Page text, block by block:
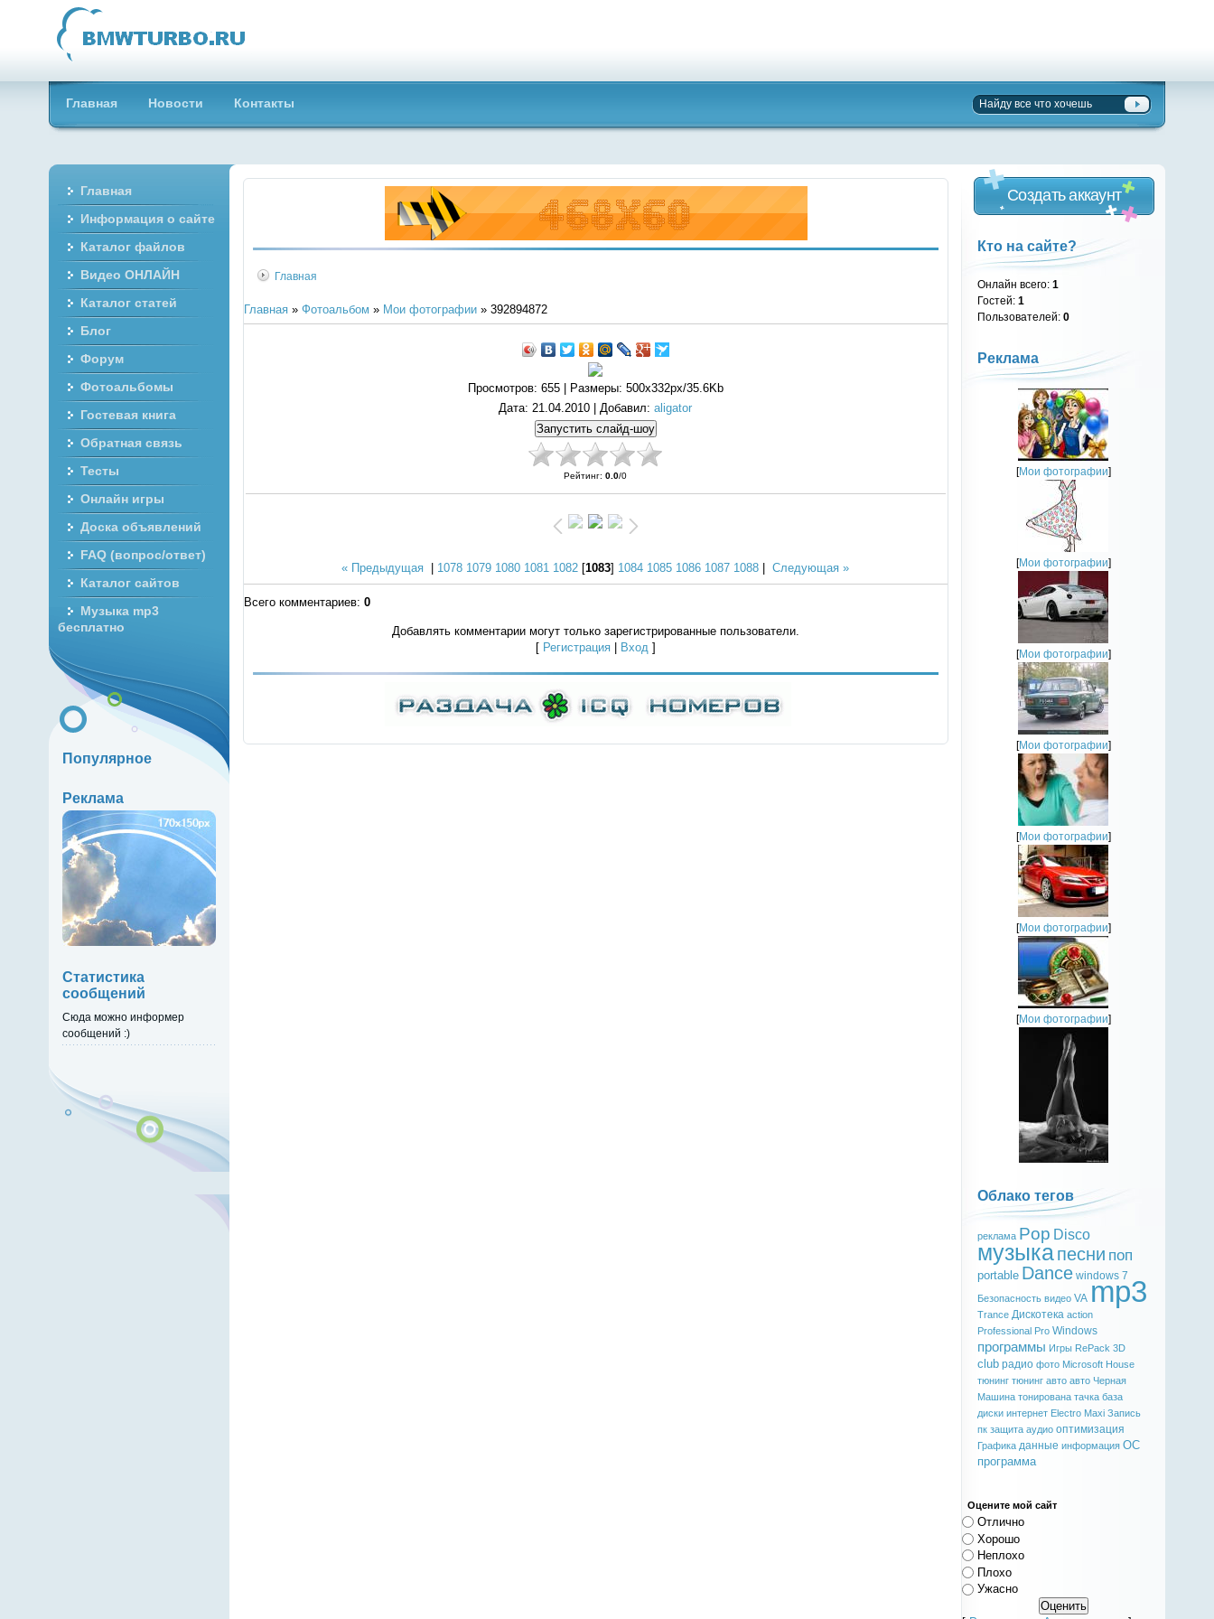
Главная Новости Контакты
Главная
Главная» Фотоальбом » Мои фотографии» 392894872
Просмотров: 655 | Размеры: 500x332px/35.6Kb
Дата: 21.04.2010 | Добавил:aligator
Рейтинг:0.0/0
« Предыдущая | 1078 1079 1080 1081 1082 [1083] 1084 1085 1086 1087 1088 |Следующая »
Всего комментариев: 0
Добавлять комментарии могут только зарегистрированные пользователи.
[ Регистрация | Вход ]
Создать аккаунт
Кто на сайте?
Онлайн всего:1
Гостей:1
Пользователей:0
Реклама
[Мои фотографии]
[Мои фотографии]
[Мои фотографии]
[Мои фотографии]
[Мои фотографии]
[Мои фотографии]
[Мои фотографии]
Облако тегов
реклама Pop Disco
музыкапесни поп
portable Dance windows 7
Безопасность видео VA mp3
Trance Дискотека action
Professional Pro Windows
программы Игры RePack 3D
club радио фото Microsoft House
тюнинг тюнинг авто авто Черная
Машина тонирована тачка база
диски интернет Electro Maxi Запись
пк защита аудио оптимизация
Графика данные информация ОС
программа
Оцените мой сайт
Отлично
Хорошо
Неплохо
Плохо
Ужасно
Главная
Информация о сайте
Каталог файлов
Видео ОНЛАЙН
Каталог статей
Блог
Форум
Фотоальбомы
Гостевая книга
Обратная связь
Тесты
Онлайн игры
Доска объявлений
FAQ (вопрос/ответ)
Каталог сайтов
Музыка mp3
бесплатно
Популярное
Реклама
Статистика
сообщений
Сюда можно информер
сообщений :)